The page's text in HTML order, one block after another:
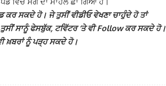
ਸਕਦੇ ਹੋ। ਜੇ ਤੁਸੀਂ ਵੀਡੀਓ ਵੇਖਣਾ ਚਾਹੁੰਦੇ ਹੋ ਤਾਂ
ਸਾਨੂੰ ਫੇਸਬੁੱਕ, ਟਵਿੱਟਰ ‘ਤੇ ਵੀ Follow ਕਰ ਸਕਦੇ ਹੋ।
ਖ਼ਬਰਾਂ ਨੂੰ ਪੜ੍ਹ ਸਕਦੇ ਹੋ।